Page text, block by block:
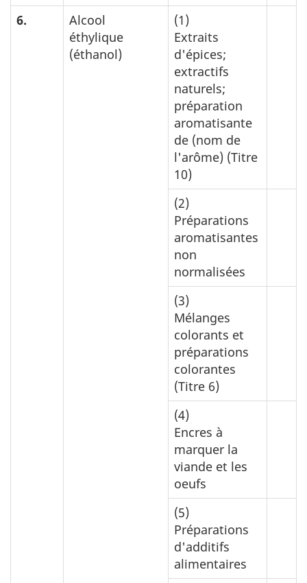
6.
Alcool
éthylique
(éthanol)
(1)
Extraits
d'épices;
extractifs
naturels;
préparation
aromatisante
de (nom de
l'arôme) (Titre
10)
(2)
Préparations
aromatisantes
non
normalisées
(3)
Mélanges
colorants et
préparations
colorantes
(Titre 6)
(4)
Encres à
marquer la
viande et les
oeufs
(5)
Préparations
d'additifs
alimentaires